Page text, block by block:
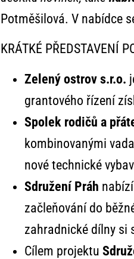
Potměšilová. V nabídce
KRÁTKÉ PŘEDSTAVENÍ
Zelený ostrov s.r.o.
grantového řízení
Spolek rodičů a
kombinovanými
nové technické
Sdružení Práh
začleňování do
zahradnické dílny si
Cílem projektu